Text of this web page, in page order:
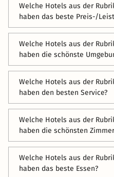
Welche Hotels aus der
haben das beste Preis-/
Geld:
1.Zeitgeist Rathen by
2.Berghotel Greifensteine-
3.ibis Dresden Zentrum-
4.Logis L'Auberge Gutshof-
5.Star G Hotel Premium
6.Gasthof und Landhotel
7.Book Hotel Leipzig-
Welche Hotels aus der
haben die schönste
1.Steigenberger Grandhotel
2.NH Leipzig Zentrum-
3.Staycity Aparthotel
4.elaya hotel leipzig city
5.Star G Hotel Premium
6.INNSiDE Leipzig-
Welche Hotels aus der
haben den besten Service?
Service:
1.Logis L'Auberge Gutshof-
2.Gasthof und Landhotel
3.Relais & Châteaux Hotel
Welche Hotels aus der
haben die schönsten
1.Steigenberger Grandhotel
Welche Hotels aus der
haben das beste Essen?